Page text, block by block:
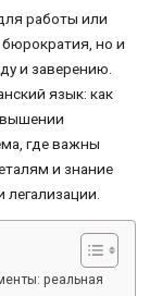
работы или
но и
и заверению.
язык: как
где важны
и знание
реальная